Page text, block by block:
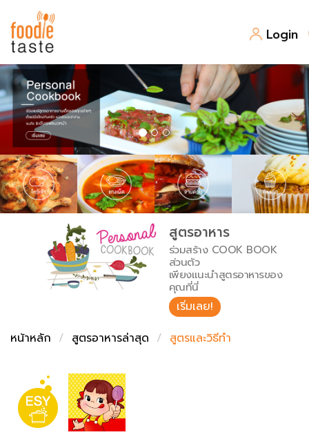
Login
สูตรอาหาร
สูตรอาหารล่าสุด
Top Foodie
พาไปชิม
สารพันก้นครัว
เคล็ดลับน่ารู้
เปรียบเทียบหน่วยการตวง
เปรียบเทียบอุณหภูมิ
เปรียบเทียบน้ำหนักวัตถุดิบ
FoodPedia
สร้าง Cookbook
สูตรอาหาร
ร่วมสร้าง COOK BOOK
ส่วนตัว
เพียงแนะนำสูตรอาหารของ
คุณที่นี่
เริ่มเลย!
หน้าหลัก
สูตรอาหารล่าสุด สูตรและวิธีทำ